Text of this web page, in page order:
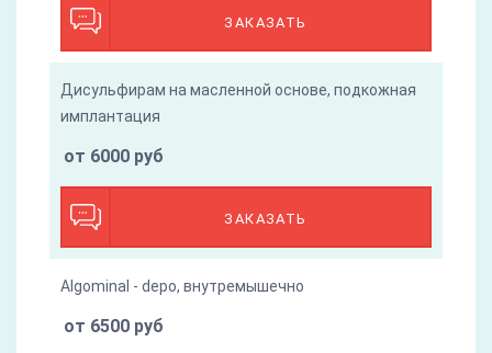
ЗАКАЗАТЬ
Дисульфирам на масленной основе, подкожная
имплантация
ЗАКАЗАТЬ
от 6000 руб
Algominal - depo, внутремышечно
от 6500 руб